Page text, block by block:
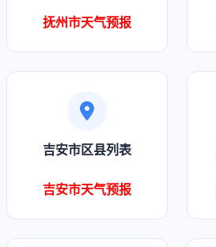
抚州市天气预报
吉安市区县列表
吉安市天气预报